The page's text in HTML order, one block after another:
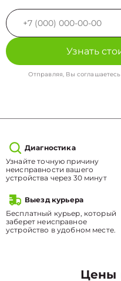
Узнать
Отправляя, Вы
Диагностика
Узнайте точную причину
неисправности вашего
устройства через 30 минут
Выезд курьера
Бесплатный курьер, который
заберет неисправное
устройство в удобном месте.
Цены